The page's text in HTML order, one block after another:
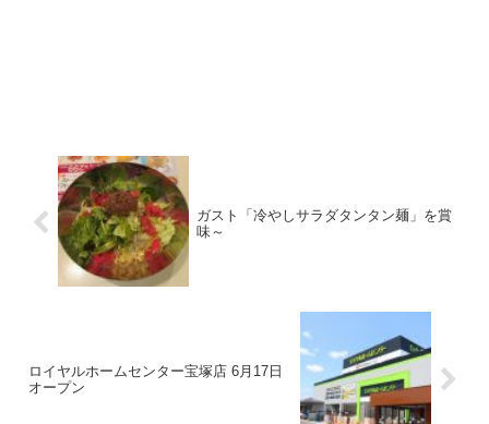
ガスト「冷やしサラダタンタン麺」を賞
味～
ロイヤルホームセンター宝塚店 6月17日
オープン